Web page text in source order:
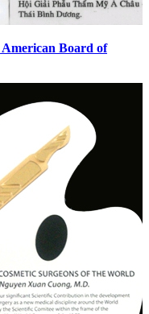
Board of